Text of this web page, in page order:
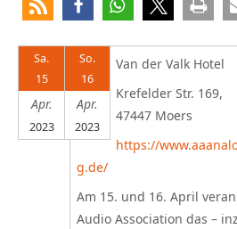
Sa.
15
Apr.
2023
So.
16
Apr.
2023
Van der Valk Hotel
Krefelder Str. 169,
47447 Moers
https://
g.de/
Am 15. und 16. April
Audio Association das –